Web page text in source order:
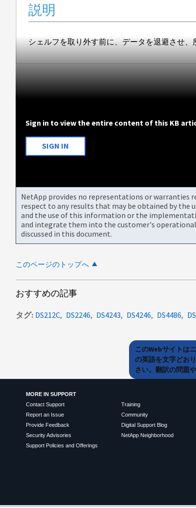
説明
シェルフを取り外す前に、データを退避させ
Sign in to view the entire content of this KB
SIGN IN
NetApp provides no representations or
respect to any results that may be obtained by the
and the use of this information or the
and integrate them into the customer's
discussed in this document.
このページのトップへ
おすすめの記事
タグ DS212C DS2246 DS4243 DS4246 DS4486
このWebサイトは
の英語を文字どお
さい。翻訳の問題
MORE IN SUPPORT
Contact Support
Report an Issue
Provide Feedback
Security Advisories
Support Policies and Offerings
Training
Community
Digital Support Blog
NetApp Neighborhood